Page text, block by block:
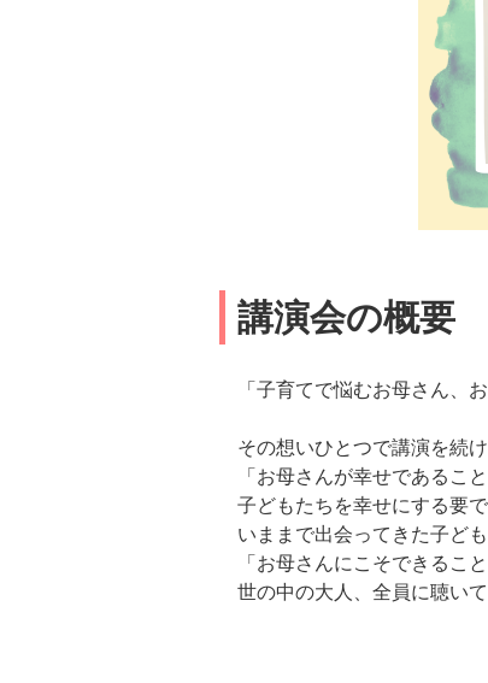
講演会の概要
「子育てで悩むお母さん、
その想いひとつで講演を続
「お母さんが幸せであること
子どもたちを幸せにする要
いままで出会ってきた子ど
「お母さんにこそできるこ
世の中の大人、全員に聴いて